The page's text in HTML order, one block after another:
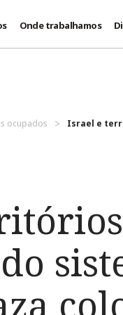
Onde trabalhamos
ocupados Israel e